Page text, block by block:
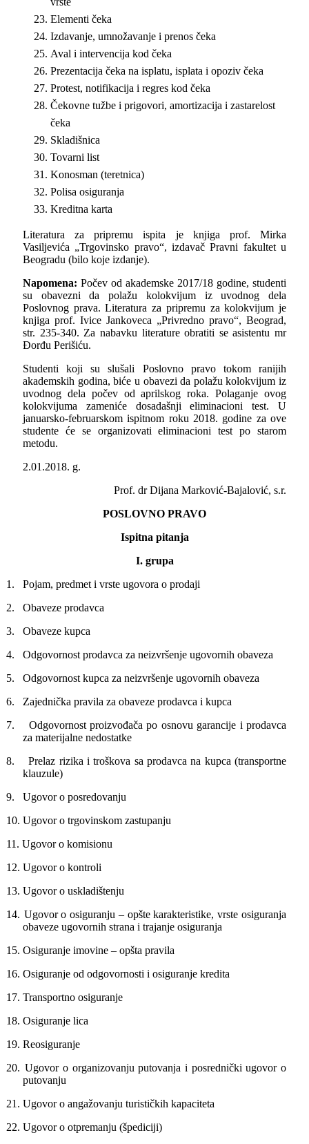
Elementi čeka
Izdavanje, umnožavanje i prenos čeka
Aval i intervencija kod čeka
Prezentacija čeka na isplatu, isplata i opoziv čeka
Protest, notifikacija i regres kod čeka
Čekovne tužbe i prigovori, amortizacija i zastarelost
čeka
Skladišnica
Tovarni list
Konosman (teretnica)
Polisa osiguranja
Kreditna karta
Literatura za pripremu ispita je knjiga prof. Mirka
Vasilјevića „Trgovinsko pravo“, izdavač Pravni fakultet u
Beogradu (bilo koje izdanje).
Napomena: Počev od akademske 2017/18 godine, studenti
su obavezni da polažu kolokvijum iz uvodnog dela
Poslovnog prava. Literatura za pripremu za kolokvijum je
knjiga prof. Ivice Jankoveca „Privredno pravo“, Beograd,
str. 235-340. Za nabavku literature obratiti se asistentu mr
Đorđu Perišiću.
Studenti koji su slušali Poslovno pravo tokom ranijih
akademskih godina, biće u obavezi da polažu kolokvijum iz
uvodnog dela počev od aprilskog roka. Polaganje ovog
kolokvijuma zameniće dosadašnji eliminacioni test. U
januarsko-februarskom ispitnom roku 2018. godine za ove
studente će se organizovati eliminacioni test po starom
metodu.
2.01.2018. g.
Prof. dr Dijana Marković-Bajalović, s.r.
POSLOVNO PRAVO
Ispitna pitanja
I. grupa
1.
Pojam, predmet i vrste ugovora o prodaji
2.
Obaveze prodavca
3.
Obaveze kupca
4.
Odgovornost prodavca za neizvršenje ugovornih obaveza
5.
Odgovornost kupca za neizvršenje ugovornih obaveza
6.
Zajednička pravila za obaveze prodavca i kupca
7.
Odgovornost proizvođača po osnovu garancije i prodavca
za materijalne nedostatke
8.
Prelaz rizika i troškova sa prodavca na kupca (transportne
klauzule)
9.
Ugovor o posredovanju
10. Ugovor o trgovinskom zastupanju
11. Ugovor o komisionu
12. Ugovor o kontroli
13. Ugovor o uskladištenju
14. Ugovor o osiguranju – opšte karakteristike, vrste osiguranja
obaveze ugovornih strana i trajanje osiguranja
15. Osiguranje imovine – opšta pravila
16. Osiguranje od odgovornosti i osiguranje kredita
17. Transportno osiguranje
18. Osiguranje lica
19. Reosiguranje
20. Ugovor o organizovanju putovanja i posrednički ugovor o
putovanju
21. Ugovor o angažovanju turističkih kapaciteta
22. Ugovor o otpremanju (špediciji)